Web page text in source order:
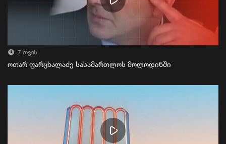
7 თვის
ოთარ ფარცხალაძე სასამართლოს მოლოდინში